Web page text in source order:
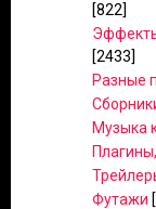
[822]
[2433]
Разные
Музыка
Футажи